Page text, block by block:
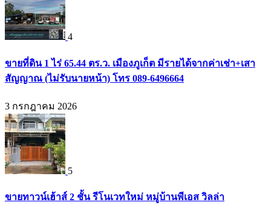
4
ขายที่ดิน 1 ไร่ 65.44 ตร.ว. เมืองภูเก็ต มีรายได้จากค่าเช่า+เสา
สัญญาณ (ไม่รับนายหน้า) โทร 089-6496664
3 กรกฎาคม 2026
5
ขายทาวน์เฮ้าส์ 2 ชั้น รีโนเวทใหม่ หมู่บ้านพีเอส วิลล่า